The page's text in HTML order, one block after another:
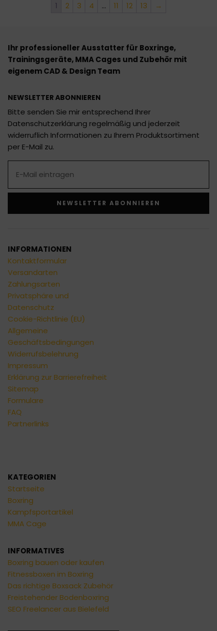
1 2 3 4 … 11 12 13 →
Ihr professioneller Ausstatter für Boxringe,
Trainingsgeräte, MMA Cages und Zubehör mit
eigenem CAD & Design Team
NEWSLETTER ABONNIEREN
Bitte senden Sie mir entsprechend Ihrer
Datenschutzerklärung regelmäßig und jederzeit
widerruflich Informationen zu Ihrem Produktsortiment
per E-Mail zu.
NEWSLETTER ABONNIEREN
INFORMATIONEN
Kontaktformular
Versandarten
Zahlungsarten
Privatsphäre und
Datenschutz
Cookie-Richtlinie (EU)
Allgemeine
Geschäftsbedingungen
Widerrufsbelehrung
Impressum
Erklärung zur Barrierefreiheit
Sitemap
Formulare
FAQ
Partnerlinks
KATEGORIEN
Startseite
Boxring
Kampfsportartikel
MMA Cage
INFORMATIVES
Boxring bauen oder kaufen
Fitnessboxen im Boxring
Das richtige Boxsack Zubehör
Freistehender Bodenboxring
SEO Freelancer aus Bielefeld